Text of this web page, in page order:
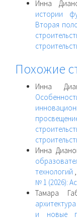
Инна
истории
Вторая
Похожие
Инна
Инна
технологий
№ 1 (2026):
Тамара
и новые